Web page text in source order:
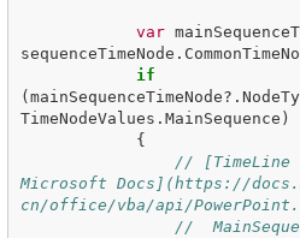
var
sequenceTimeNode .
if
( mainSequenceTimeNode?.
TimeNodeValues . MainSequence )
{
// [TimeLine
Microsoft Docs](https://
cn/office/vba/api/
//